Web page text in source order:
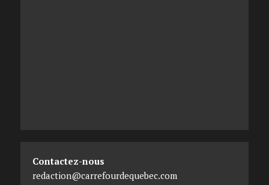
Contactez-nous
redaction@carrefourdequebec.com